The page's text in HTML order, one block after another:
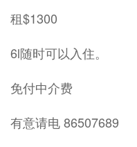
租$1300
6l随时可以入住。
免付中介费
有意请电 86507689